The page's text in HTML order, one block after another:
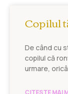
Copilul
De când cu
copilul că
urmare,
CITEȘTE MAI